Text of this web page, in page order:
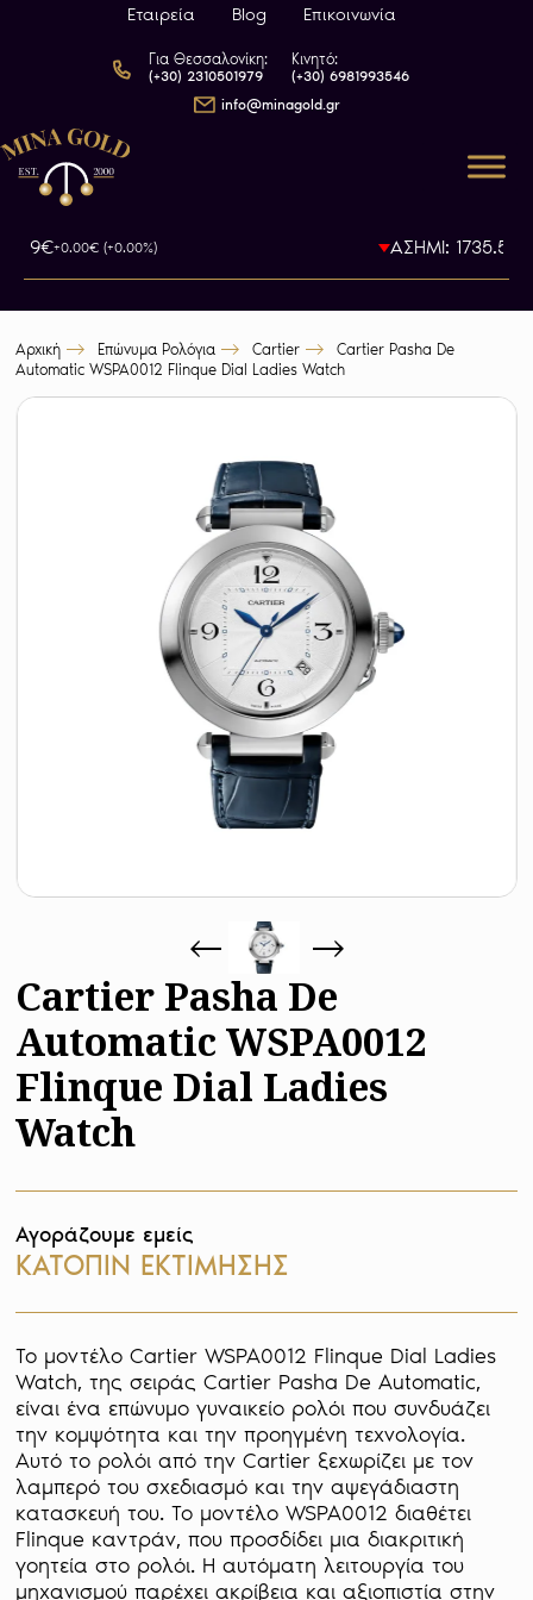
Εταιρεία Blog Επικοινωνία
Για Θεσσαλονίκη:
(+30) 2310501979
Κινητό:
(+30) 6981993546
info@minagold.gr
+0.00€ (+0.00%) ΑΣΗΜΙ: 1735.5€
Αρχική Επώνυμα Ρολόγια Cartier
Cartier Pasha De
Automatic WSPA0012 Flinque Dial Ladies Watch
Cartier Pasha De
Automatic WSPA0012
Flinque Dial Ladies
Watch
Αγοράζουμε εμείς
ΚΑΤΟΠΙΝ ΕΚΤΙΜΗΣΗΣ
Το μοντέλο Cartier WSPA0012 Flinque Dial Ladies
Watch, της σειράς Cartier Pasha De Automatic,
είναι ένα επώνυμο γυναικείο ρολόι που συνδυάζει
την κομψότητα και την προηγμένη τεχνολογία.
Αυτό το ρολόι από την Cartier ξεχωρίζει με τον
λαμπερό του σχεδιασμό και την αψεγάδιαστη
κατασκευή του. Το μοντέλο WSPA0012 διαθέτει
Flinque καντράν, που προσδίδει μια διακριτική
γοητεία στο ρολόι. Η αυτόματη λειτουργία του
μηχανισμού παρέχει ακρίβεια και αξιοπιστία στην